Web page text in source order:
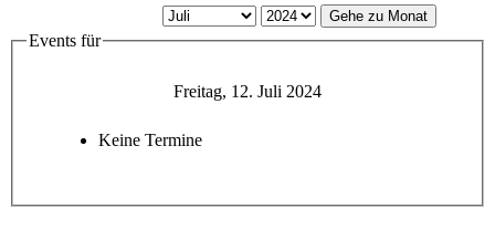
Gehe zu Monat
Events für
Freitag, 12. Juli 2024
Keine Termine